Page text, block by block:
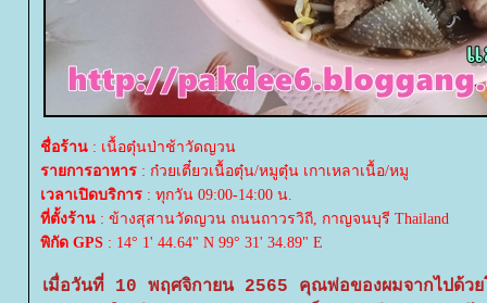
ชื่อร้าน : เนื้อตุ๋นป่าช้าวัดญวน
รายการอาหาร : ก๋วยเตี๋ยวเนื้อตุ๋น/หมูตุ๋น เกาเหลาเนื้อ/หมู
เวลาเปิดบริการ : ทุกวัน 09:00-14:00 น.
ที่ตั้งร้าน : ข้างสุสานวัดญวน ถนนถาวรวิถี, กาญจนบุรี Thailand
พิกัด GPS : 14° 1' 44.64" N 99° 31' 34.89" E
เมื่อวันที่ 10 พฤศจิกายน 2565 คุณพ่อของผมจากไปด้วย